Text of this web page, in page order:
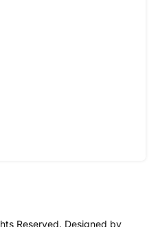
Reserved. Designed by